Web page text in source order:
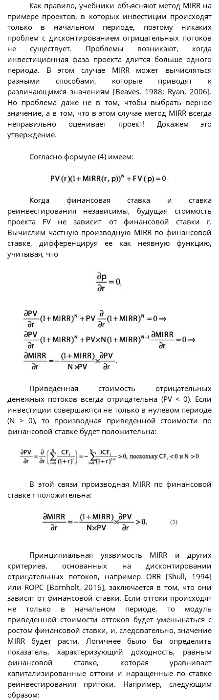
Как правило, учебники объясняют метод MIRR на
примере проектов, в которых инвестиции происходят
только в начальном периоде, поэтому никаких
проблем с дисконтированием отрицательных потоков
не существует. Проблемы возникают, когда
инвестиционная фаза проекта длится больше одного
периода. В этом случае MIRR может вычисляться
разными способами, которые приводят к
различающимся значениям [Beaves, 1988; Ryan, 2006].
Но проблема даже не в том, чтобы выбрать верное
значение, а в том, что в этом случае метод MIRR всегда
неправильно оценивает проект! Докажем это
утверждение.
Согласно формуле (4) имеем:
Когда финансовая ставка и ставка
реинвестирования независимы, будущая стоимость
проекта FV не зависит от финансовой ставки r.
Вычислим частную производную MIRR по финансовой
ставке, дифференцируя ее как неявную функцию,
учитывая, что
Приведенная стоимость отрицательных
денежных потоков всегда отрицательна (PV < 0). Если
инвестиции совершаются не только в нулевом периоде
(N > 0), то производная приведенной стоимости по
финансовой ставке будет положительна:
В этой связи производная MIRR по финансовой
ставке r положительна:
Принципиальная уязвимость MIRR и других
критериев, основанных на дисконтировании
отрицательных потоков, например ORR [Shull, 1994]
или ROPC [Bornholt, 2016], заключается в том, что они
зависят от финансовой ставки. Если оттоки происходят
не только в начальном периоде, то модуль
приведенной стоимости оттоков будет уменьшаться с
ростом финансовой ставки, и, следовательно, значение
MIRR будет расти. Логичнее было бы определить
показатель, характеризующий доходность, равным
финансовой ставке, которая уравнивает
капитализированные оттоки и наращенные по ставке
реинвестирования притоки. Например, следующим
образом: